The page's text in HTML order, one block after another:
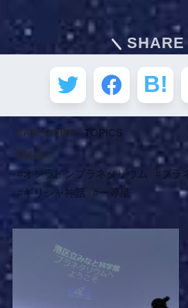
SHARE
CATEGORY : TOPICS
TAGS :
オンラインプラネタリウム
プラ
ギリシャ神話
一等星